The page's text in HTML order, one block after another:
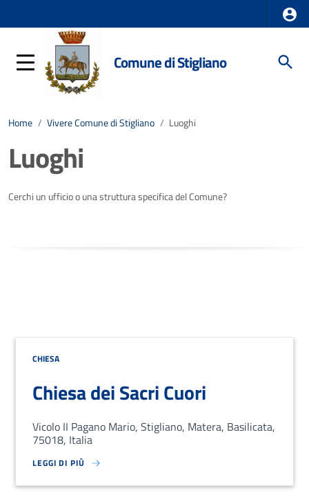
Comune di Stigliano
Home / Vivere Comune di Stigliano / Luoghi
Luoghi
Cerchi un ufficio o una struttura specifica del Comune?
CHIESA
Chiesa dei Sacri Cuori
Vicolo II Pagano Mario, Stigliano, Matera, Basilicata,
75018, Italia
LEGGI DI PIÙ
SU LOREM IPSUM DOLOR SIT AMET, CONSECTETUR ADIPISCING